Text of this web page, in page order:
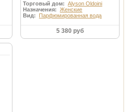
Торговый дом:Alyson Oldoini
Назначения:Женские
Вид:
Парфюмированная вода
5 380 руб